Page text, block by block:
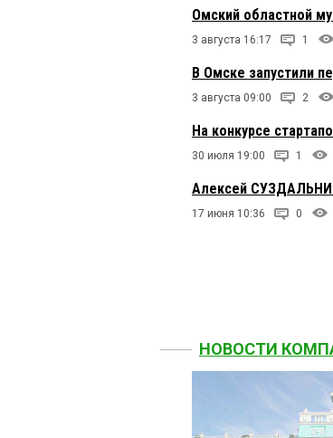
Омский областной
3 августа 16:17 1
В Омске запустили
3 августа 09:00 2
На конкурсе
30 июля 19:00 1
Алексей
17 июня 10:36 0
НОВОСТИ